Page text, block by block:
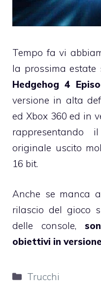
Tempo fa vi
la prossima
Hedgehog 4
versione in alta
ed Xbox 360 ed in
rappresentando
originale uscito
16 bit.
Anche se manca
rilascio del gioco
delle console,
obiettivi in
Categorie
Trucchi